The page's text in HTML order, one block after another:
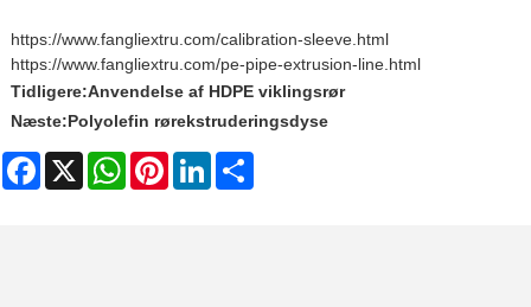
https://www.fangliextru.com/calibration-sleeve.html
https://www.fangliextru.com/pe-pipe-extrusion-line.html
Tidligere:Anvendelse af HDPE viklingsrør
Næste:Polyolefin rørekstruderingsdyse
Facebook
X WhatsAppPinterestLinkedIn